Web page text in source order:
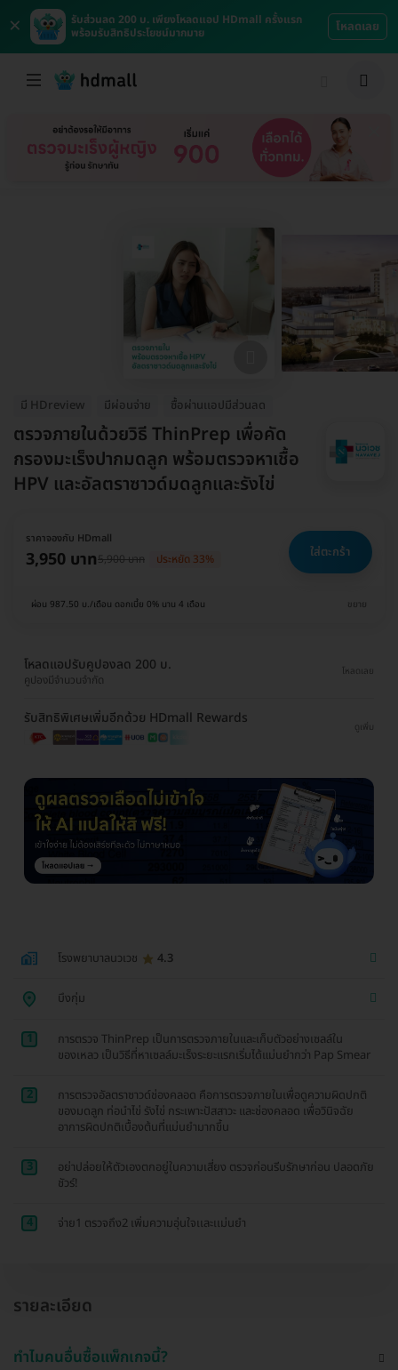
×
รับส่วนลด 200 บ. เพียงโหลดแอป HDmall ครั้งแรก
พร้อมรับสิทธิประโยชน์มากมาย
โหลดเลย
มี HDreview มีผ่อนจ่าย ซื้อผ่านเเอปมีส่วนลด
ตรวจภายในด้วยวิธี ThinPrep เพื่อคัด
กรองมะเร็งปากมดลูก พร้อมตรวจหาเชื้อ
HPV และอัลตราซาวด์มดลูกและรังไข่
ราคาจองกับ HDmall
3,950 บาท5,900 บาท ประหยัด 33% ใส่ตะกร้า
ผ่อน 987.50 บ./เดือน ดอกเบี้ย 0% นาน 4 เดือน ขยาย
โหลดแอปรับคูปองลด 200 บ.
คูปองมีจำนวนจำกัด
โหลดเลย
รับสิทธิพิเศษเพิ่มอีกด้วย HDmall Rewards
ดูเพิ่ม
โรงพยาบาลนวเวช 4.3
บึงกุ่ม
1
การตรวจ ThinPrep เป็นการตรวจภายในและเก็บตัวอย่างเซลล์ใน
ของเหลว เป็นวิธีที่หาเซลล์มะเร็งระยะแรกเริ่มได้แม่นยำกว่า Pap Smear
2
การตรวจอัลตราซาวด์ช่องคลอด คือการตรวจภายในเพื่อดูความผิดปกติ
ของมดลูก ท่อนำไข่ รังไข่ กระเพาะปัสสาวะ และช่องคลอด เพื่อวินิจฉัย
อาการผิดปกติเบื้องต้นที่แม่นยำมากขึ้น
3
อย่าปล่อยให้ตัวเองตกอยู่ในความเสี่ยง ตรวจก่อนรีบรักษาก่อน ปลอดภัย
ชัวร์!
4 จ่าย1 ตรวจถึง2 เพิ่มความอุ่นใจเเละเเม่นยำ
รายละเอียด
ทำไมคนอื่นซื้อแพ็กเกจนี้?